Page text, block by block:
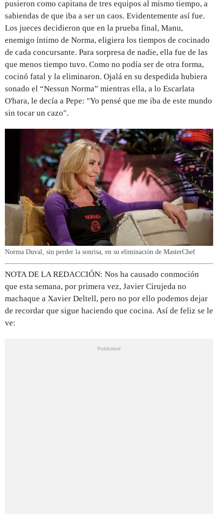
pusieron como capitana de tres equipos al mismo tiempo, a
sabiendas de que iba a ser un caos. Evidentemente así fue.
Los jueces decidieron que en la prueba final, Manu,
enemigo íntimo de Norma, eligiera los tiempos de cocinado
de cada concursante. Para sorpresa de nadie, ella fue de las
que menos tiempo tuvo. Como no podía ser de otra forma,
cocinó fatal y la eliminaron. Ojalá en su despedida hubiera
sonado el “Nessun Norma” mientras ella, a lo Escarlata
O'hara, le decía a Pepe: "Yo pensé que me iba de este mundo
sin tocar un cazo".
Norma Duval, sin perder la sonrisa, en su eliminación de MasterChef
NOTA DE LA REDACCIÓN: Nos ha causado conmoción
que esta semana, por primera vez, Javier Cirujeda no
machaque a Xavier Deltell, pero no por ello podemos dejar
de recordar que sigue haciendo que cocina. Así de feliz se le
ve: